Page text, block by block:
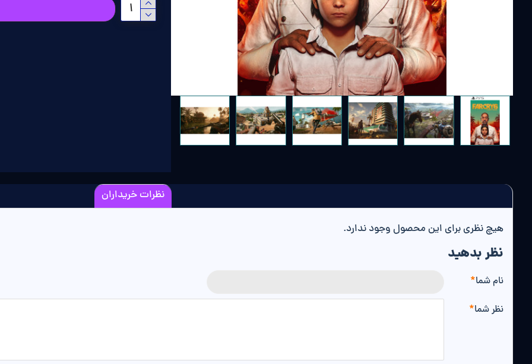
نظرات خریداران
هیچ نظری برای این محصول وجود ندارد.
نظر بدهید
نام شما
نظر شما